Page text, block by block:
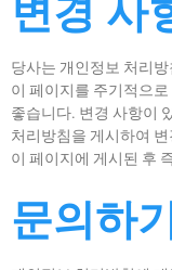
변경 사
당사는 개인정보 처리
이 페이지를 주기적으
좋습니다. 변경 사항이
처리방침을 게시하여
이 페이지에 게시된 후
문의하